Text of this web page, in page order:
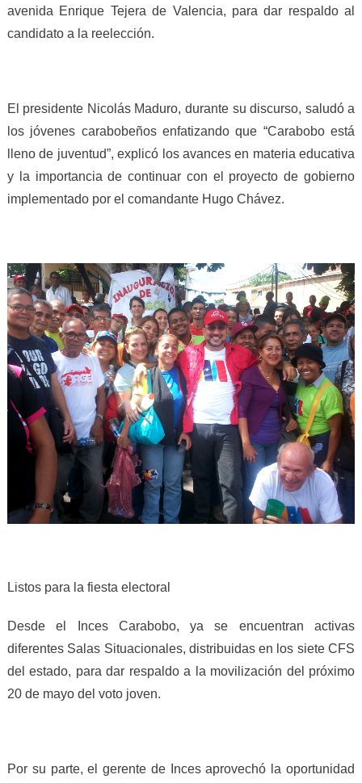
avenida Enrique Tejera de Valencia, para dar respaldo al
candidato a la reelección.
El presidente Nicolás Maduro, durante su discurso, saludó a
los jóvenes carabobeños enfatizando que “Carabobo está
lleno de juventud”, explicó los avances en materia educativa
y la importancia de continuar con el proyecto de gobierno
implementado por el comandante Hugo Chávez.
Listos para la fiesta electoral
Desde el Inces Carabobo, ya se encuentran activas
diferentes Salas Situacionales, distribuidas en los siete CFS
del estado, para dar respaldo a la movilización del próximo
20 de mayo del voto joven.
Por su parte, el gerente de Inces aprovechó la oportunidad